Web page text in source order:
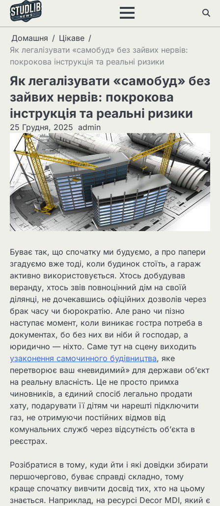
Перейти
вмісту
Домашня
Цікаве
Як легалізувати «самобуд» без зайвих нервів:
покрокова інструкція та реальні ризики
Як легалізувати «самобуд» без
зайвих нервів: покрокова
інструкція та реальні ризики
25 Грудня, 2025 admin
Буває так, що спочатку ми будуємо, а про папери
згадуємо вже тоді, коли будинок стоїть, а гараж
активно використовується. Хтось добудував
веранду, хтось звів повноцінний дім на своїй
ділянці, не дочекавшись офіційних дозволів через
брак часу чи бюрократію. Але рано чи пізно
наступає момент, коли виникає гостра потреба в
документах, бо без них ви ніби й господар, а
юридично — ніхто. Саме тут на сцену виходить
узаконення самочинного будівництва, яке
перетворює ваш «невидимий» для держави об’єкт
на реальну власність. Це не просто примха
чиновників, а єдиний спосіб легально продати
хату, подарувати її дітям чи нарешті підключити
газ, не отримуючи постійних відмов від
комунальних служб через відсутність об’єкта в
реєстрах.
Розібратися в тому, куди йти і які довідки збирати
першочергово, буває справді складно, тому
краще спочатку вивчити досвід тих, хто на цьому
знається. Наприклад, на ресурсі Decor MDI, який є